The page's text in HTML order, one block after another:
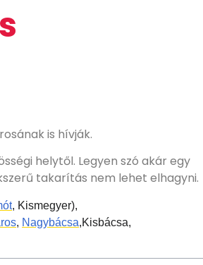
is hívják.
helytől. Legyen szó akár egy
takarítás nem lehet elhagyni.
, Kismegyer),
, Nagybácsa,Kisbácsa,